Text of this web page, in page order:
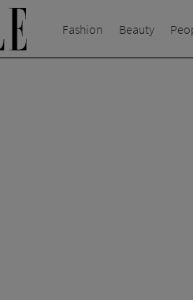
Fashion Beauty